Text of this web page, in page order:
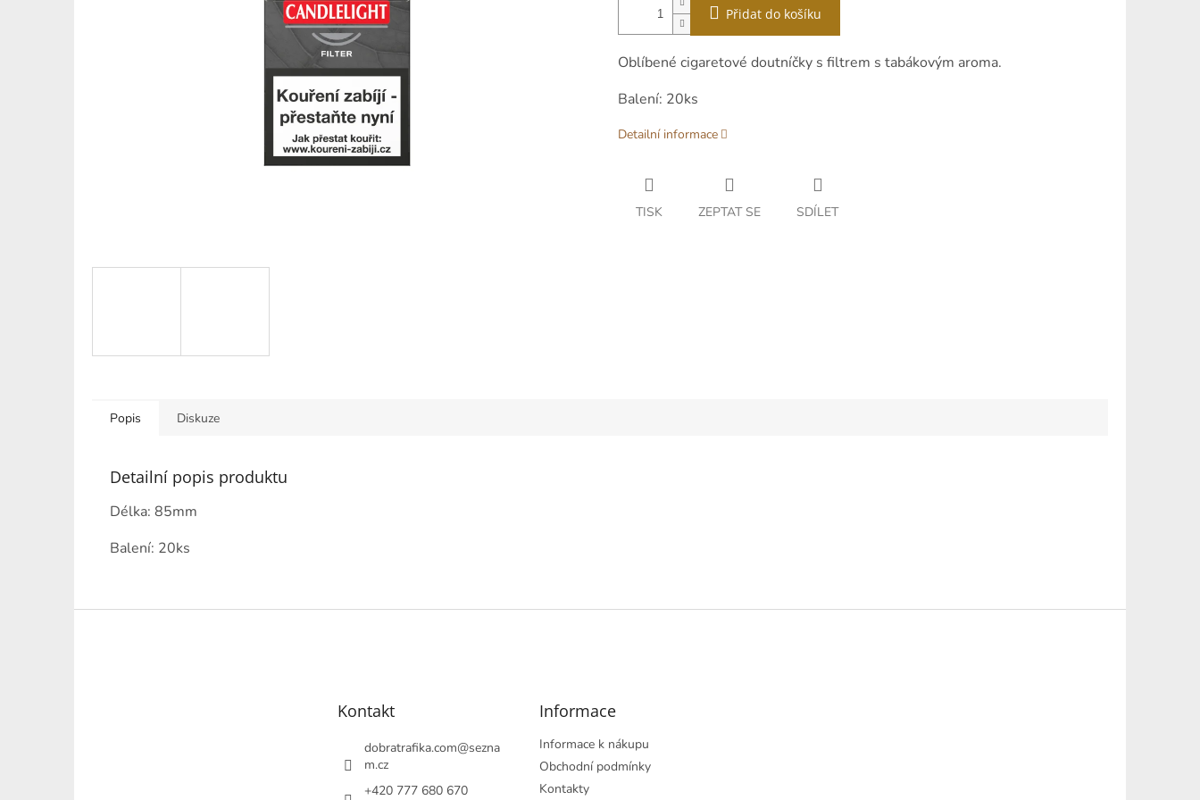
Přidat do košíku
Oblíbené cigaretové doutníčky s filtrem s tabákovým aroma.
Balení: 20ks
Detailní informace
TISK ZEPTAT SE SDÍLET
Popis Diskuze
Detailní popis produktu
Délka: 85mm
Balení: 20ks
Kontakt
dobratrafika.com@sezna
m.cz
+420 777 680 670
Informace
Informace k nákupu
Obchodní podmínky
Kontakty